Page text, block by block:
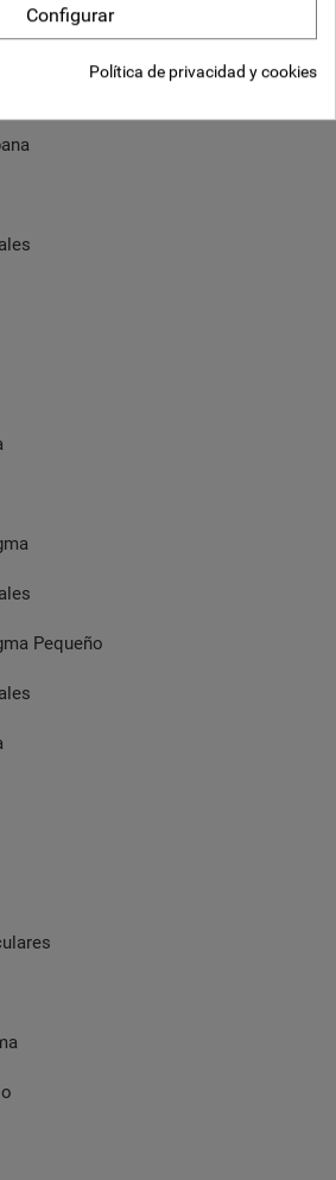
Littmann Classicc III
Pequeño
Configurar
Política de privacidad y cookies